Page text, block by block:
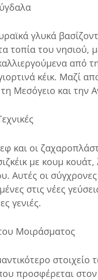
γλυκά
τοπία του νησιού,
από
κέικ. Μαζί
Μεσόγειο και την
και οι
με κουμ
Αυτές οι
στις νέες
γενιές.
Μοιράσματος
προσφέρεται